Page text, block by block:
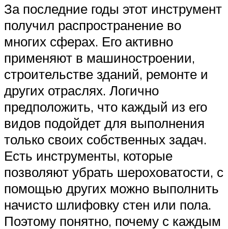
За последние годы этот инструмент
получил распространение во
многих сферах. Его активно
применяют в машиностроении,
строительстве зданий, ремонте и
других отраслях. Логично
предположить, что каждый из его
видов подойдет для выполнения
только своих собственных задач.
Есть инструменты, которые
позволяют убрать шероховатости, с
помощью других можно выполнить
начисто шлифовку стен или пола.
Поэтому понятно, почему с каждым